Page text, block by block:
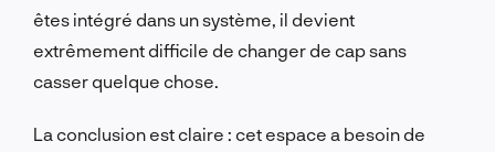
êtes intégré dans un système, il devient
extrêmement difficile de changer de cap sans
casser quelque chose.
La conclusion est claire : cet espace a besoin de